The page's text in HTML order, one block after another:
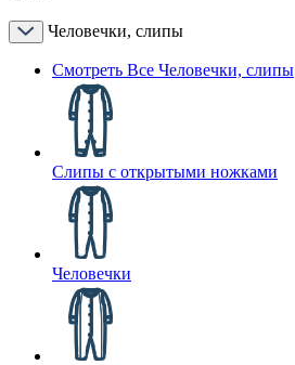
Человечки, слипы
Смотреть Все Человечки, слипы
Слипы с открытыми ножками
Человечки